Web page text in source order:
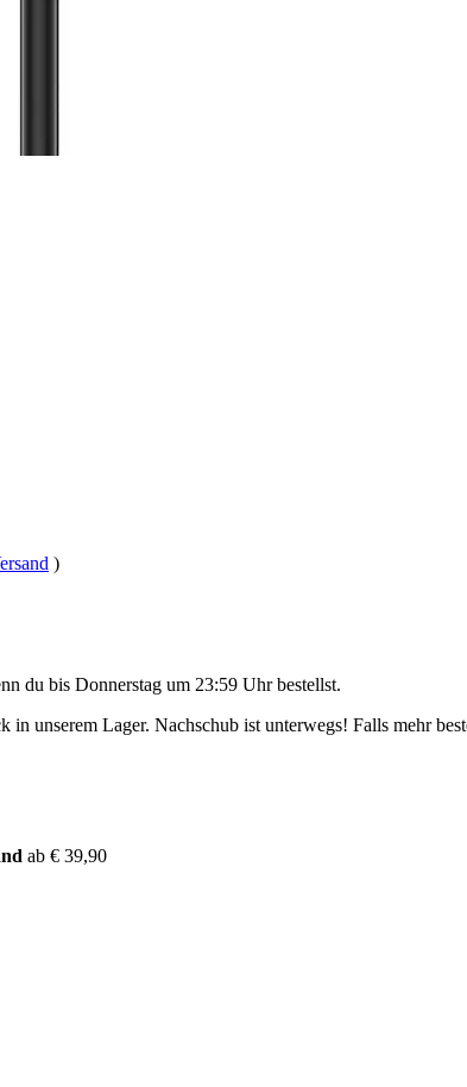
)
du bis Donnerstag um 23:59 Uhrbestellst.
unserem Lager. Nachschub ist unterwegs! Falls mehr
ab € 39,90